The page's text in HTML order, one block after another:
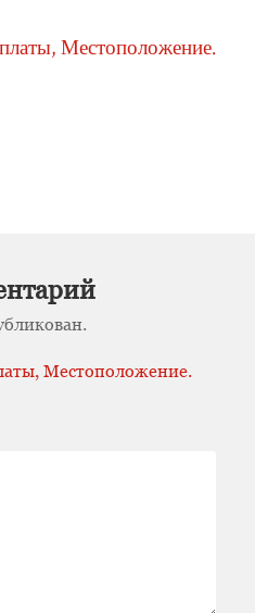
Местоположение.
Местоположение.